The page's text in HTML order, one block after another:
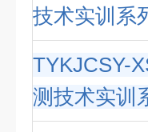
技术实训系
TYKJCSY-
测技术实训